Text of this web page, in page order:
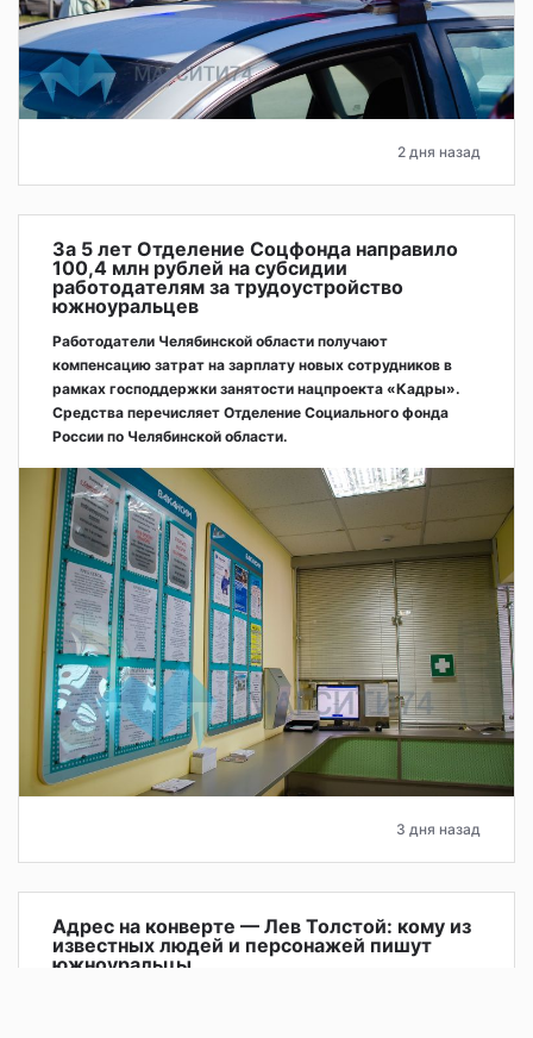
2 дня назад
За 5 лет Отделение Соцфонда направило
100,4 млн рублей на субсидии
работодателям за трудоустройство
южноуральцев
Работодатели Челябинской области получают
компенсацию затрат на зарплату новых сотрудников в
рамках господдержки занятости нацпроекта «Кадры».
Средства перечисляет Отделение Социального фонда
России по Челябинской области.
3 дня назад
Адрес на конверте — Лев Толстой: кому из
известных людей и персонажей пишут
южноуральцы